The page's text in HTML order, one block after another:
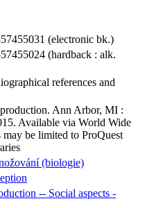
(electronic bk.)
(hardback : alk.
references and
Ann Arbor, MI :
Available via World Wide
may be limited to ProQuest
(biologie)
-- Social aspects -